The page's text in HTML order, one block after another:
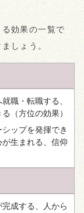
効果の一覧で
しょう。
職・転職する、
（方位の効果）
ップを発揮でき
生まれる、信仰
成する、人から